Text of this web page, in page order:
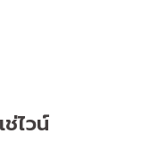
ไวน์